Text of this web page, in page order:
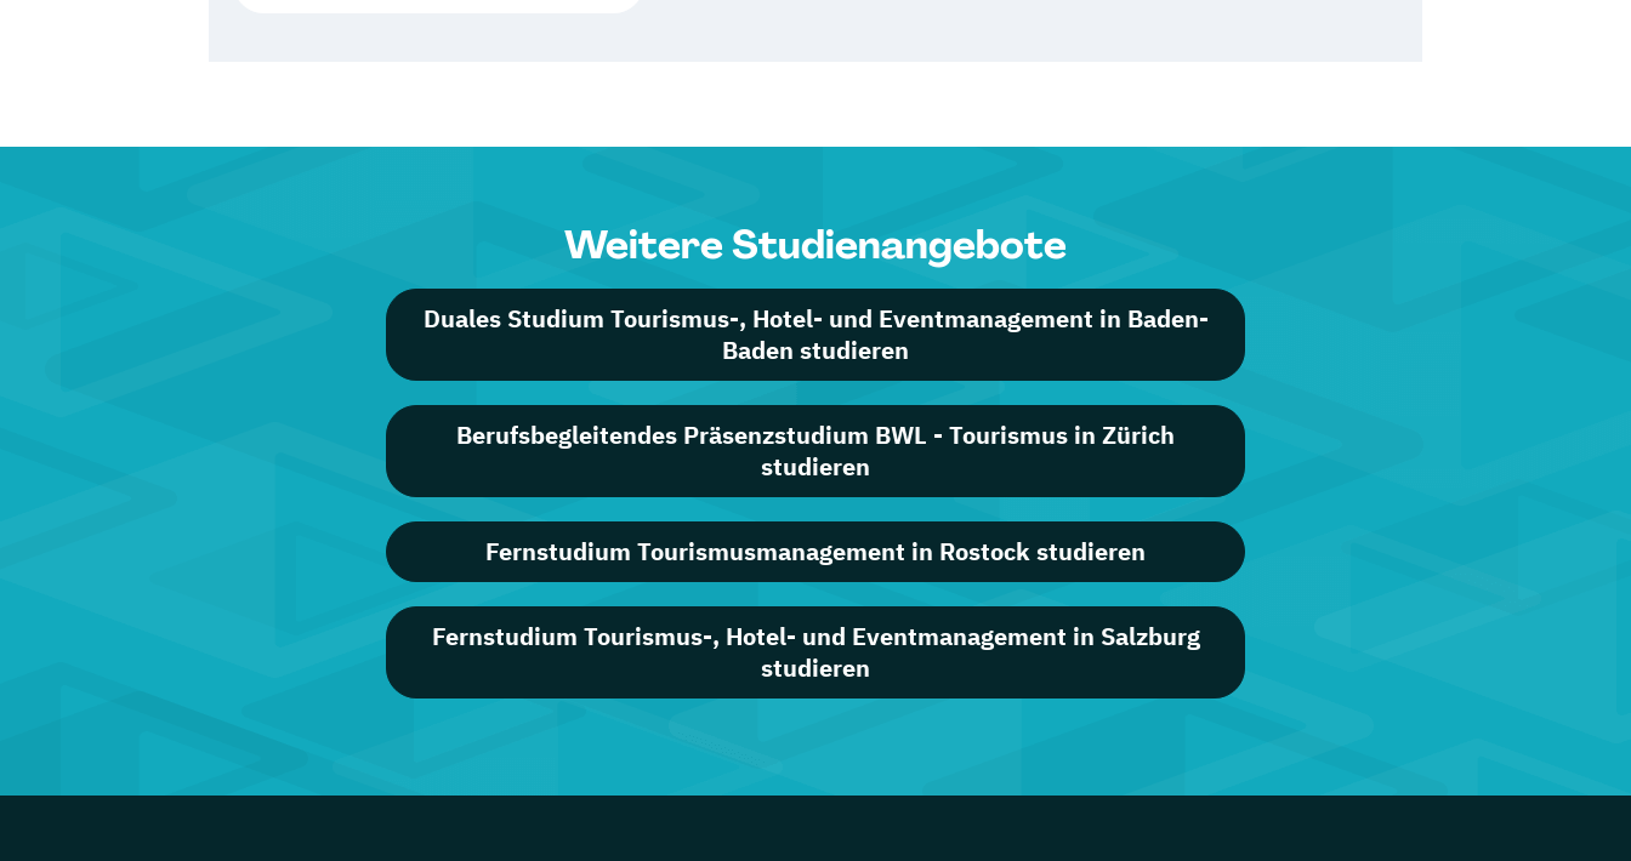
Weitere Studienangebote
Duales Studium Tourismus-, Hotel- und Eventmanagement in Baden-
Baden studieren
Berufsbegleitendes Präsenzstudium BWL - Tourismus in Zürich
studieren
Fernstudium Tourismusmanagement in Rostock studieren
Fernstudium Tourismus-, Hotel- und Eventmanagement in Salzburg
studieren